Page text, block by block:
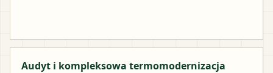
Audyt i kompleksowa termomodernizacja